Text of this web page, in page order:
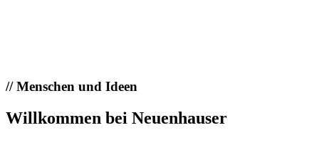
//Menschen und Ideen
Willkommen bei Neuenhauser